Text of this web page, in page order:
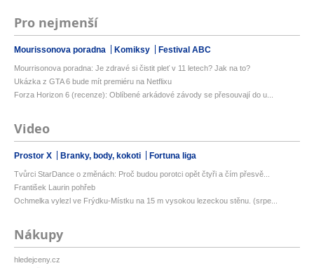
Pro nejmenší
Mourissonova poradna Komiksy Festival ABC
Mourrisonova poradna: Je zdravé si čistit pleť v 11 letech? Jak na to?
Ukázka z GTA 6 bude mít premiéru na Netflixu
Forza Horizon 6 (recenze): Oblíbené arkádové závody se přesouvají do u...
Video
Prostor X Branky, body, kokoti Fortuna liga
Tvůrci StarDance o změnách: Proč budou porotci opět čtyři a čím přesvě...
František Laurin pohřeb
Ochmelka vylezl ve Frýdku-Místku na 15 m vysokou lezeckou stěnu. (srpe...
Nákupy
hledejceny.cz